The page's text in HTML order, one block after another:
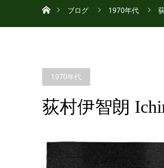
ブログ
1970年代
1970年代
荻村伊智朗